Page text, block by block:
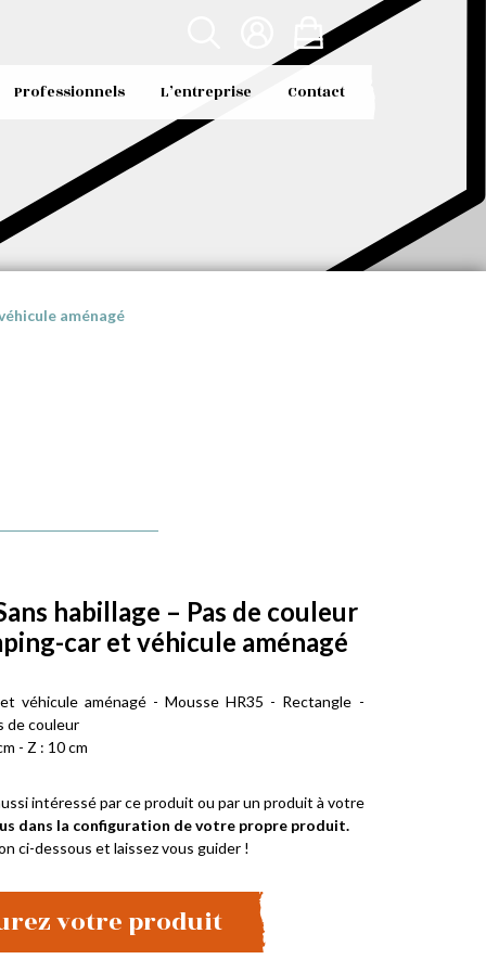
Professionnels L’entreprise Contact
aménagé
habillage – Pas de couleur
car et véhicule aménagé
véhicule aménagé - Mousse HR35 - Rectangle -
de couleur
- Z : 10 cm
intéressé par ce produit ou par un produit à votre
dans la configuration de votre propre produit.
ci-dessous et laissez vous guider !
votre produit